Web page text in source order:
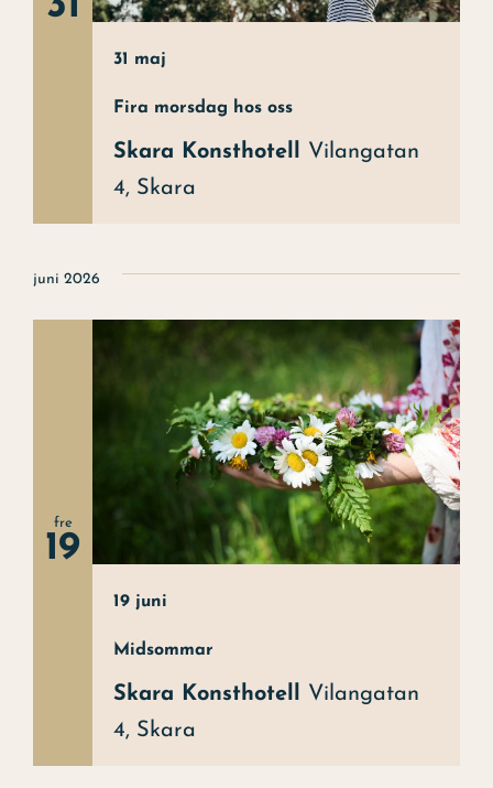
Fira morsdag hos oss
31 maj
Skara Konsthotell Vilangatan
4, Skara
juni 2026
fre
19
Midsommar
19 juni
Skara Konsthotell Vilangatan
4, Skara